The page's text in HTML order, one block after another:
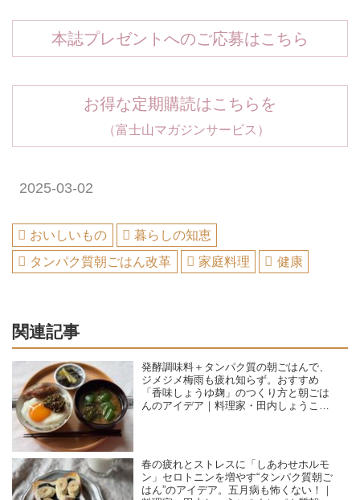
本誌プレゼントへのご応募はこちら
お得な定期購読はこちらを
（富士山マガジンサービス）
2025-03-02
おいしいもの
暮らしの知恵
タンパク質朝ごはん改革
家庭料理 健康
関連記事
発酵調味料＋タンパク質の朝ごはんで、
ジメジメ梅雨も疲れ知らず。おすすめ
「香味しょうゆ麹」のつくり方と朝ごは
んのアイデア｜料理家・田内しょうこの
春の疲れとストレスに「しあわせホルモ
ン」セロトニンを増やす“タンパク質朝ご
はん”のアイデア。五月病も怖くない！｜